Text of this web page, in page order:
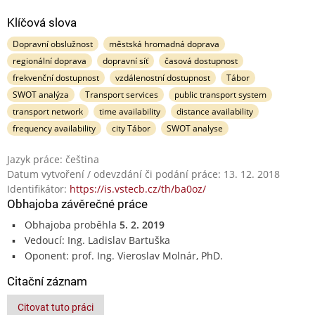
Klíčová slova
Dopravní obslužnost
městská hromadná doprava
regionální doprava
dopravní síť
časová dostupnost
frekvenční dostupnost
vzdálenostní dostupnost
Tábor
SWOT analýza
Transport services
public transport system
transport network
time availability
distance availability
frequency availability
city Tábor SWOT analyse
Jazyk práce: čeština
Datum vytvoření / odevzdání či podání práce: 13. 12. 2018
Identifikátor: https://is.vstecb.cz/th/ba0oz/
Obhajoba závěrečné práce
Obhajoba proběhla 5. 2. 2019
Vedoucí: Ing. Ladislav Bartuška
Oponent: prof. Ing. Vieroslav Molnár, PhD.
Citační záznam
Citovat tuto práci